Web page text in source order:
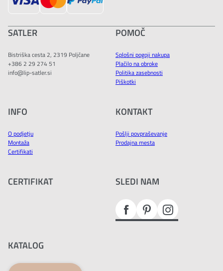
SATLER
Bistriška cesta 2, 2319 Poljčane
+386 2 29 274 51
info@lip-satler.si
POMOČ
Splošni pogoji nakupa
Plačilo na obroke
Politika zasebnosti
Piškotki
INFO
O podjetju
Montaža
Certifikati
KONTAKT
Pošlji povpraševanje
Prodajna mesta
CERTIFIKAT SLEDI NAM
KATALOG